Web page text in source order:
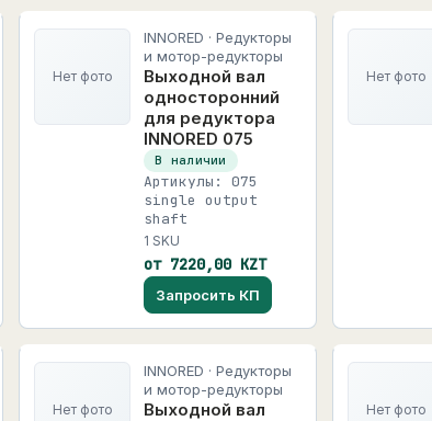
Нет фото
INNORED · Редукторы
и мотор-редукторы
Выходной вал
односторонний
для редуктора
INNORED 075
В наличии
Артикулы: 075
single output
shaft
1 SKU
от 7220,00 KZT
Запросить КП
Нет фото
Нет фото
INNORED · Редукторы
и мотор-редукторы
Выходной вал
Нет фото